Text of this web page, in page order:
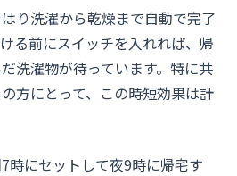
り洗濯から乾燥まで自動で完了
る前にスイッチを入れれば、帰
洗濯物が待っています。特に共
方にとって、この時短効果は計
時にセットして夜9時に帰宅す